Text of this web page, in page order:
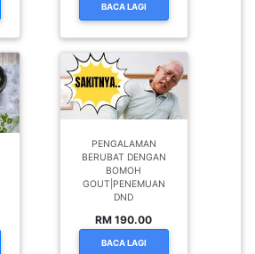
BACA LAGI
PENGALAMAN
BERUBAT DENGAN
BOMOH
GOUT|PENEMUAN
DND
RM 190.00
BACA LAGI